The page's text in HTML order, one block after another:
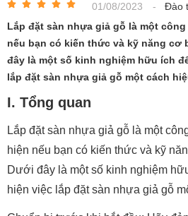
01/08/2023 -
Đào
Lắp đặt sàn nhựa giả gỗ là một
nếu bạn có kiến thức và kỹ năng cơ
đây là một số kinh nghiệm hữu ích
lắp đặt sàn nhựa giả gỗ một cách
I. Tổng quan
Lắp đặt sàn nhựa giả gỗ là một
hiện nếu bạn có kiến thức và kỹ
Dưới đây là một số kinh nghiệm
hiện việc lắp đặt sàn nhựa giả gỗ